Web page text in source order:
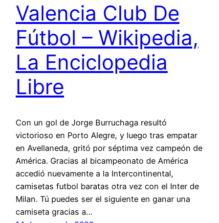
Valencia Club De
Fútbol – Wikipedia,
La Enciclopedia
Libre
Con un gol de Jorge Burruchaga resultó
victorioso en Porto Alegre, y luego tras empatar
en Avellaneda, gritó por séptima vez campeón de
América. Gracias al bicampeonato de América
accedió nuevamente a la Intercontinental,
camisetas futbol baratas otra vez con el Inter de
Milan. Tú puedes ser el siguiente en ganar una
camiseta gracias a…